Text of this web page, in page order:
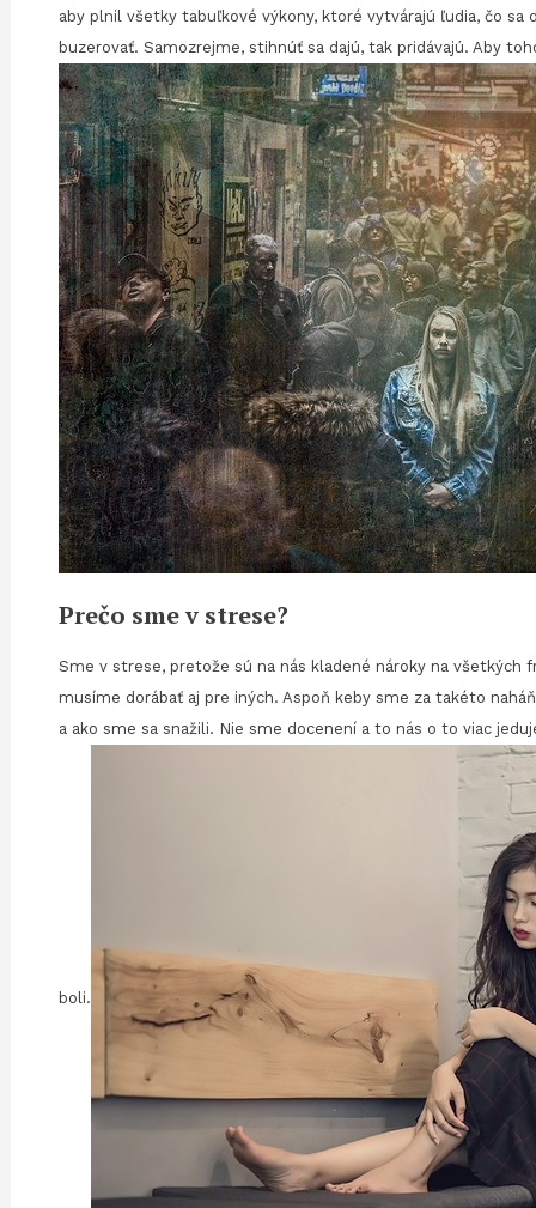
aby plnil všetky tabuľkové výkony, ktoré vytvárajú ľudia, čo
buzerovať. Samozrejme, stihnúť sa dajú, tak pridávajú. Aby
Prečo sme v strese?
Sme v strese, pretože sú na nás kladené nároky na
musíme dorábať aj pre iných. Aspoň keby sme za takéto
a ako sme sa snažili. Nie sme docenení a to nás o to viac
boli.